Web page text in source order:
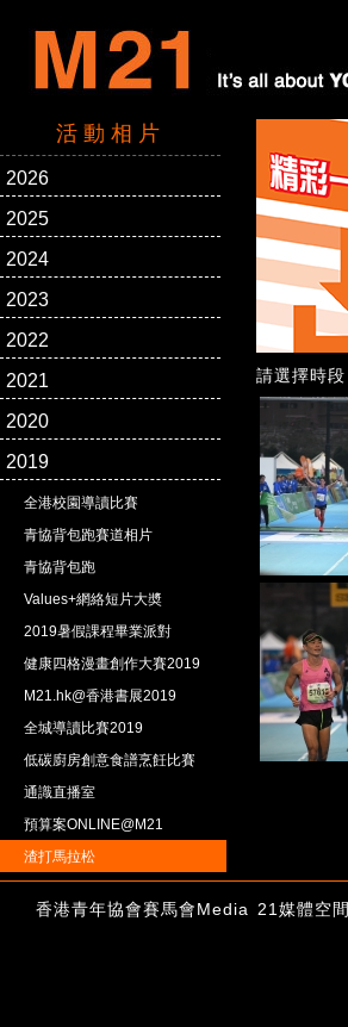
活動相片
2026
2025
2024
2023
2022
2021
2020
2019
全港校園導讀比賽
青協背包跑賽道相片
青協背包跑
Values+網絡短片大奬
2019暑假課程畢業派對
健康四格漫畫創作大賽2019
M21.hk@香港書展2019
全城導讀比賽2019
低碳廚房創意食譜烹飪比賽
通識直播室
預算案ONLINE@M21
渣打馬拉松
請選擇時段
香港青年協會賽馬會Media 21媒體空間